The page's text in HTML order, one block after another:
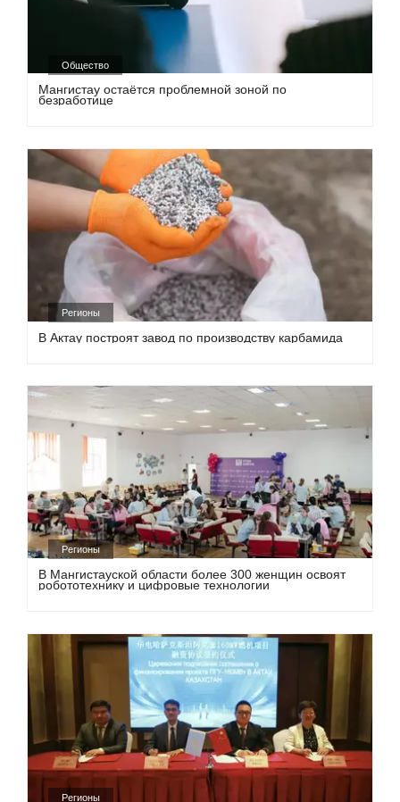
Общество
Мангистау остаётся проблемной зоной по
безработице
Регионы
В Актау построят завод по производству карбамида
Регионы
В Мангистауской области более 300 женщин освоят
робототехнику и цифровые технологии
Регионы